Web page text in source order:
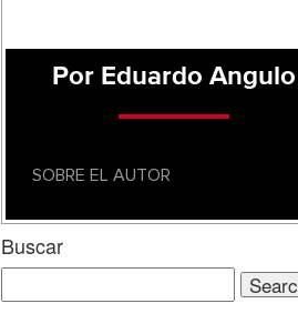
Por Eduardo Angulo
SOBRE EL AUTOR
Buscar
Search
for: